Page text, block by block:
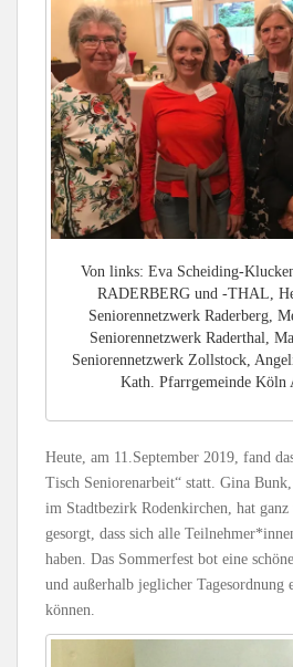
Von links: Eva Scheiding-
RADERBERG und -THAL,
Seniorennetzwerk Raderberg,
Seniorennetzwerk Raderthal,
Seniorennetzwerk Zollstock,
Kath. Pfarrgemeinde Köln
Heute, am 11.September 2019, fand
Tisch Seniorenarbeit“ statt. Gina
im Stadtbezirk Rodenkirchen, hat
gesorgt, dass sich alle
haben. Das Sommerfest bot eine
und außerhalb jeglicher Tagesordnung
können.